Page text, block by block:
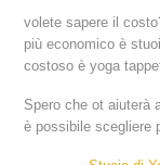
volete sapere il
più economico è
costoso è yoga
Spero che ot aiuterà
è possibile scegliere